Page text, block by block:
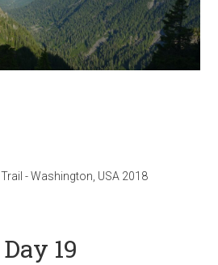
- Washington USA 2018
19